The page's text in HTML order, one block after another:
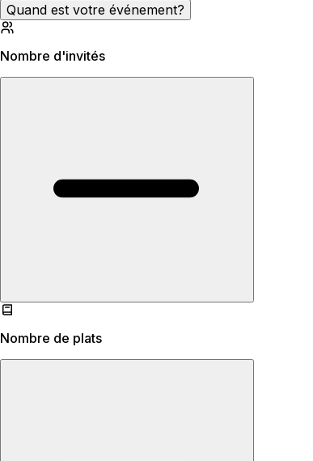
Quand est votre événement?
Nombre d'invités
Nombre de plats